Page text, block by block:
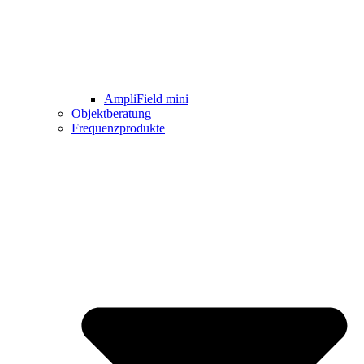
AmpliField mini
Objektberatung
Frequenzprodukte